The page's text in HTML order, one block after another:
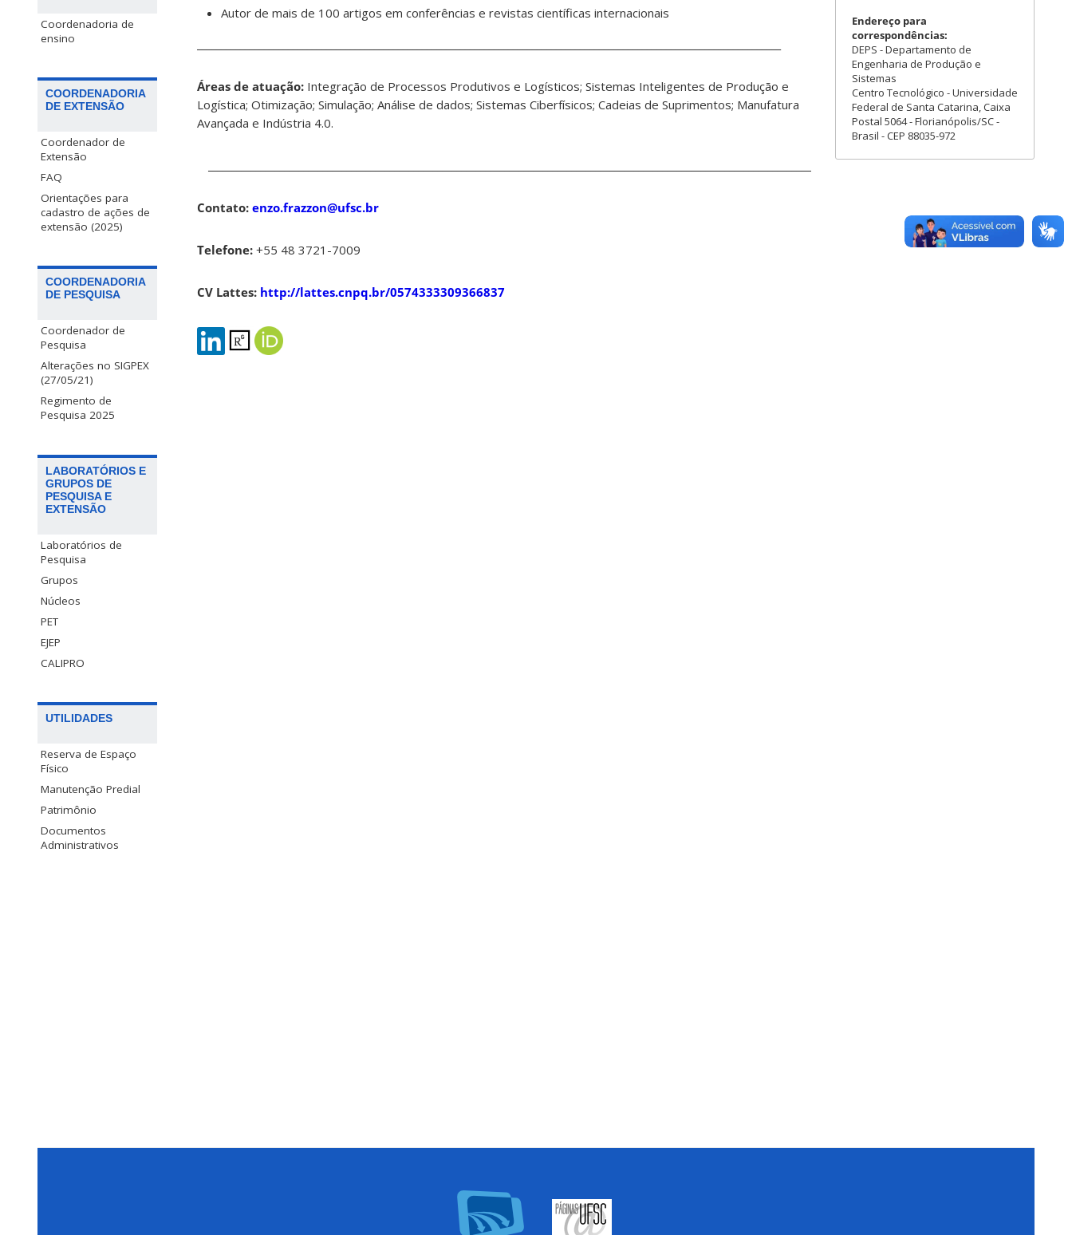
Coordenadoria de
ensino
COORDENADORIA
DE EXTENSÃO
Coordenador de
Extensão
FAQ
Orientações para
cadastro de ações de
extensão (2025)
COORDENADORIA
DE PESQUISA
Coordenador de
Pesquisa
Alterações no SIGPEX
(27/05/21)
Regimento de
Pesquisa 2025
LABORATÓRIOS E
GRUPOS DE
PESQUISA E
EXTENSÃO
Laboratórios de
Pesquisa
Grupos
Núcleos
PET
EJEP
CALIPRO
UTILIDADES
Reserva de Espaço
Físico
Manutenção Predial
Patrimônio
Documentos
Administrativos
Autor de mais de 100 artigos em conferências e revistas científicas internacionais
Áreas de atuação: ​​Integração de Processos Produtivos e Logísticos; Sistemas Inteligentes de Produção e
Logística; Otimização; Simulação; Análise de dados; Sistemas Ciberfísicos; Cadeias de Suprimentos; Manufatura
Avançada e Indústria 4.0.
Contato: enzo.frazzon@ufsc.br
Telefone: +55 48 3721-7009
CV Lattes: http://lattes.cnpq.br/0574333309366837
Endereço para
correspondências:
DEPS - Departamento de
Engenharia de Produção e
Sistemas
Centro Tecnológico - Universidade
Federal de Santa Catarina, Caixa
Postal 5064 - Florianópolis/SC -
Brasil - CEP 88035-972